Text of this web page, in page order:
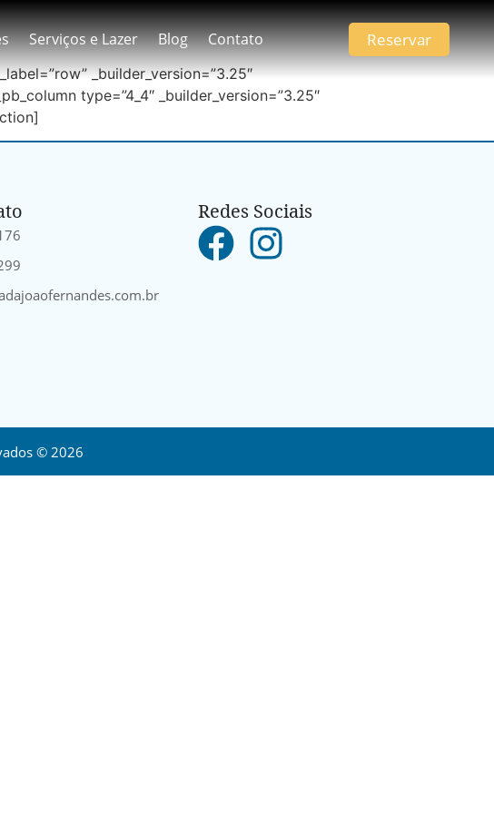
Serviços e Lazer Blog Contato Reservar
_builder_version=”3.25″
type=”4_4″ _builder_version=”3.25″
Redes Sociais
© 2026